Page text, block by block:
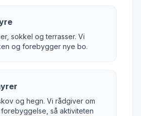
sokkel og terrasser. Vi
og forebygger nye bo.
og hegn. Vi rådgiver om
så aktiviteten